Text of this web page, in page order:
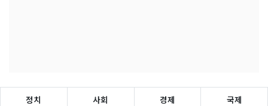
정치 사회 경제 국제